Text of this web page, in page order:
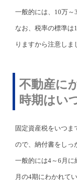
一般的には、10万～
なお、税率の標準は
りますから注意しま
不動産に
時期はい
固定資産税をいつま
ので、納付書をしっ
一般的には4～6月に
月の4期にわかれてい